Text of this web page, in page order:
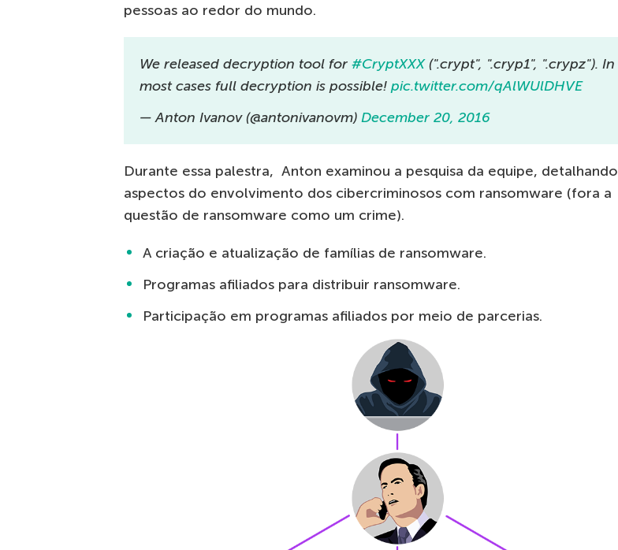
pessoas ao redor do mundo.
We released decryption tool for #CryptXXX(".crypt", ".cryp1", ".crypz"). In
most cases full decryption is possible! pic.twitter.com/qAlWUlDHVE
— Anton Ivanov (@antonivanovm) December 20, 2016
Durante essa palestra, Anton examinou a pesquisa da equipe, detalhando
aspectos do envolvimento dos cibercriminosos com ransomware (fora a
questão de ransomware como um crime).
A criação e atualização de famílias de ransomware.
Programas afiliados para distribuir ransomware.
Participação em programas afiliados por meio de parcerias.